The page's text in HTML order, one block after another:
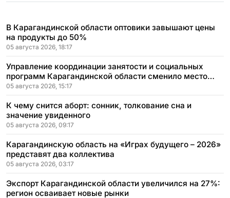
В Карагандинской области оптовики завышают цены
на продукты до 50%
05 августа 2026, 18:17
Управление координации занятости и социальных
программ Карагандинской области сменило место
расположения
05 августа 2026, 15:17
К чему снится аборт: сонник, толкование сна и
значение увиденного
05 августа 2026, 09:17
Карагандинскую область на «Играх будущего – 2026»
представят два коллектива
05 августа 2026, 03:17
Экспорт Карагандинской области увеличился на 27%:
регион осваивает новые рынки